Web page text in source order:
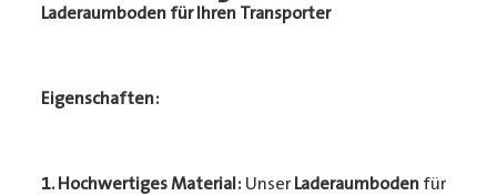
Laderaumboden für Ihren Transporter
Eigenschaften:
1. Hochwertiges Material: Unser Laderaumbodenfür